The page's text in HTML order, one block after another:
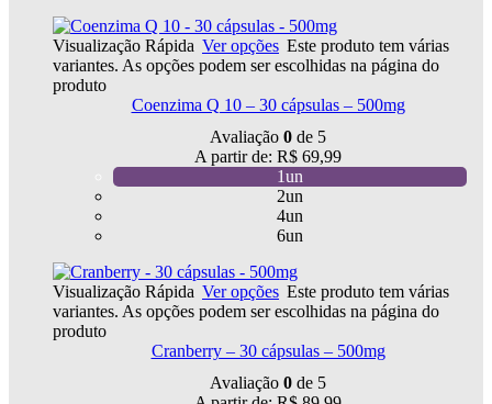
Visualização Rápida Ver opções Este produto tem várias
variantes. As opções podem ser escolhidas na página do
produto
Coenzima Q 10 – 30 cápsulas – 500mg
Avaliação 0 de 5
A partir de: R$ 69,99
1un
2un
4un
6un
Visualização Rápida Ver opções Este produto tem várias
variantes. As opções podem ser escolhidas na página do
produto
Cranberry – 30 cápsulas – 500mg
Avaliação 0 de 5